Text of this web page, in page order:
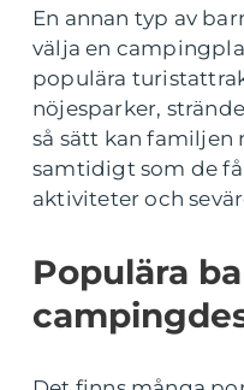
En annan typ av
välja en
populära
nöjesparker,
så sätt kan
samtidigt som de
aktiviteter och
Populära